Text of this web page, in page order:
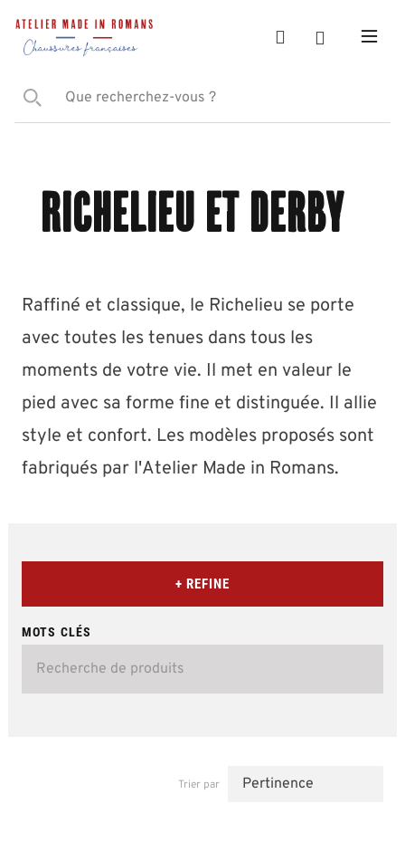
Richelieu et derby
Raffiné et classique, le Richelieu se porte
avec toutes les tenues dans tous les
moments de votre vie. Il met en valeur le
pied avec sa forme fine et distinguée. Il allie
style et confort. Les modèles proposés sont
fabriqués par l'Atelier Made in Romans.
+ REFINE
MOTS CLÉS
Trier par